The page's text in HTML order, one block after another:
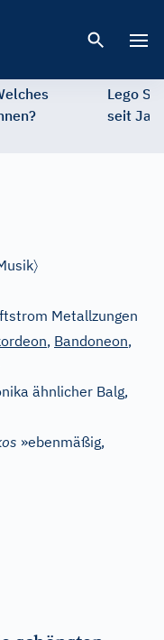
Lego
seit
〉
Metallzungen
, Bandoneon,
ähnlicher Balg,
»ebenmäßig,